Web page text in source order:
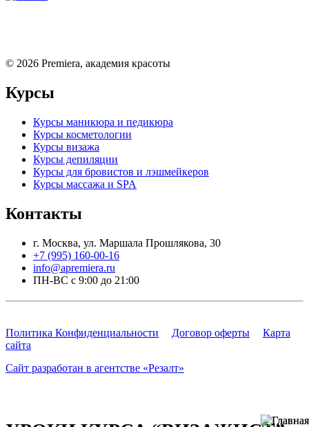
© 2026 Premiera, академия красоты
Курсы
Курсы маникюра и педикюра
Курсы косметологии
Курсы визажа
Курсы депиляции
Курсы для бровистов и лэшмейкеров
Курсы массажа и SPA
Контакты
г. Москва, ул. Маршала Прошлякова, 30
+7 (995) 160-00-16
info@apremiera.ru
ПН-ВС с 9:00 до 21:00
Политика Конфиденциальности Договор оферты
Карта
сайта
Сайт разработан в агентстве «Резалт»